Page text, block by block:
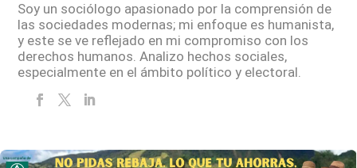
Soy un sociólogo apasionado por la comprensión de
las sociedades modernas; mi enfoque es humanista,
y este se ve reflejado en mi compromiso con los
derechos humanos. Analizo hechos sociales,
especialmente en el ámbito político y electoral.